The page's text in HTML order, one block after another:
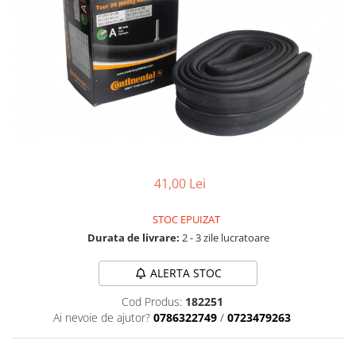
Accesorii biciclete
Scaun bicicleta copii
Chei si scule bicicleta
Portbagaj bicicleta
Produse intretinere bicicleta
Claxon bicicleta
Bidoane si suporti bicicleta
Suport telefon bicicleta
Oglinzi bicicleta
Cricuri bicicleta
41,00 Lei
STOC EPUIZAT
Durata de livrare: 2 - 3 zile lucratoare
ALERTA STOC
Cod Produs: 182251
Ai nevoie de ajutor? 0786322749 / 0723479263